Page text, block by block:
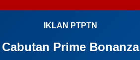
IKLAN PTPTN
Cabutan Prime Bonanza